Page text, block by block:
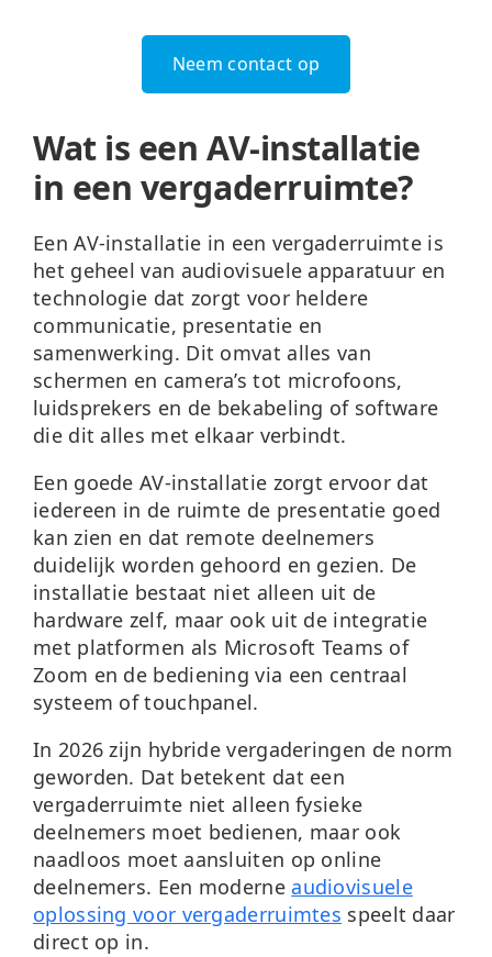
Neem contact op
Wat is een AV-installatie
in een vergaderruimte?
Een AV-installatie in een vergaderruimte is
het geheel van audiovisuele apparatuur en
technologie dat zorgt voor heldere
communicatie, presentatie en
samenwerking. Dit omvat alles van
schermen en camera’s tot microfoons,
luidsprekers en de bekabeling of software
die dit alles met elkaar verbindt.
Een goede AV-installatie zorgt ervoor dat
iedereen in de ruimte de presentatie goed
kan zien en dat remote deelnemers
duidelijk worden gehoord en gezien. De
installatie bestaat niet alleen uit de
hardware zelf, maar ook uit de integratie
met platformen als Microsoft Teams of
Zoom en de bediening via een centraal
systeem of touchpanel.
In 2026 zijn hybride vergaderingen de norm
geworden. Dat betekent dat een
vergaderruimte niet alleen fysieke
deelnemers moet bedienen, maar ook
naadloos moet aansluiten op online
deelnemers. Een moderneaudiovisuele
oplossing voor vergaderruimtes speelt daar
direct op in.